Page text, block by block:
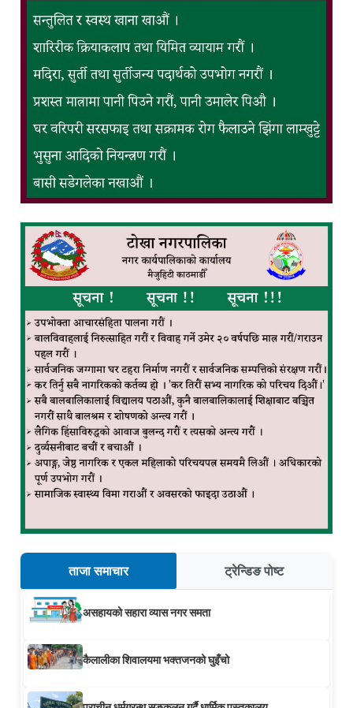
ताजा समाचार ट्रेन्डिङ पोष्ट
असहायको सहारा व्यास नगर समता
कैलालीका शिवालयमा भक्तजनको घुइँचो